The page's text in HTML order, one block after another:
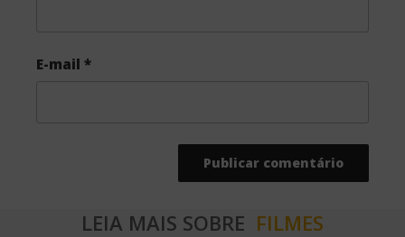
E-mail *
LEIA MAIS SOBRE FILMES